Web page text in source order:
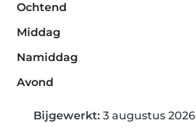
Ochtend
Middag
Namiddag
Avond
Bijgewerkt: 3 augustus 2026